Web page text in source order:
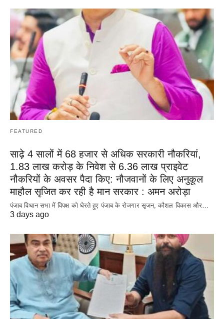
FEATURED
साढ़े 4 सालों में 68 हजार से अधिक सरकारी नौकरियां,
1.83 लाख करोड़ के निवेश से 6.36 लाख प्राइवेट
नौकरियों के अवसर पैदा किए: नौजवानों के लिए अनुकूल
माहौल सृजित कर रही है मान सरकार : अमन अरोड़ा
पंजाब विधान सभा में विपक्ष को घेरते हुए पंजाब के रोजगार सृजन, कौशल विकास और…
3 days ago